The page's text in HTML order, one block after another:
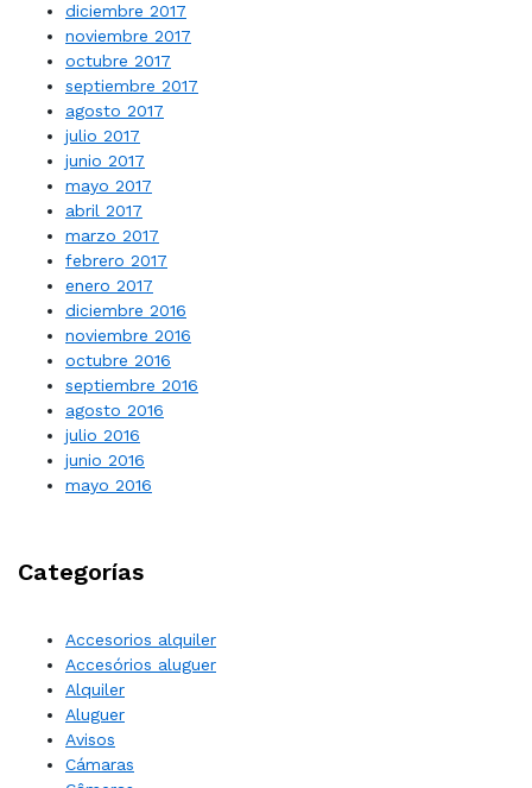
diciembre 2017
noviembre 2017
octubre 2017
septiembre 2017
agosto 2017
julio 2017
junio 2017
mayo 2017
abril 2017
marzo 2017
febrero 2017
enero 2017
diciembre 2016
noviembre 2016
octubre 2016
septiembre 2016
agosto 2016
julio 2016
junio 2016
mayo 2016
Categorías
Accesorios alquiler
Accesórios aluguer
Alquiler
Aluguer
Avisos
Cámaras